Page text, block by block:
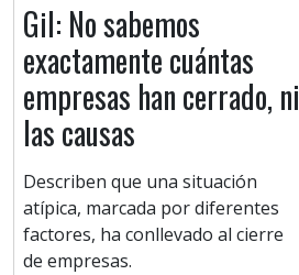
Gil: No sabemos
exactamente cuántas
empresas han cerrado, ni
las causas
Describen que una situación
atípica, marcada por diferentes
factores, ha conllevado al cierre
de empresas.